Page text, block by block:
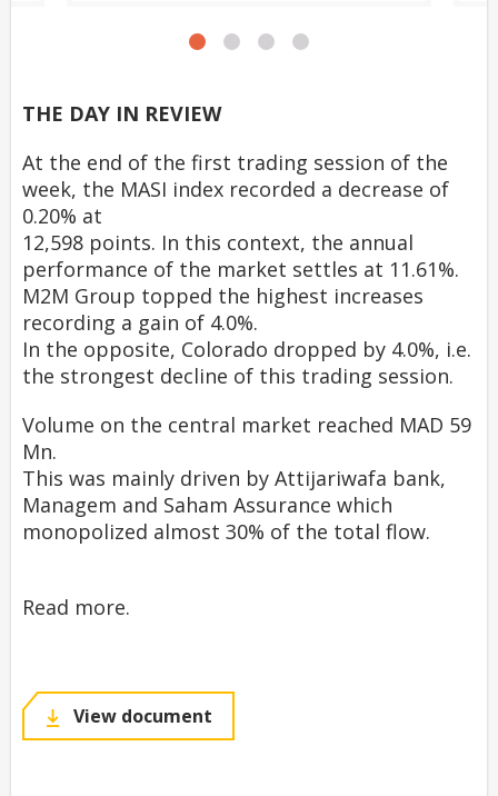
THE DAY IN REVIEW
At the end of the first trading session of the
week, the MASI index recorded a decrease of
0.20% at
12,598 points. In this context, the annual
performance of the market settles at 11.61%.
M2M Group topped the highest increases
recording a gain of 4.0%.
In the opposite, Colorado dropped by 4.0%, i.e.
the strongest decline of this trading session.
Volume on the central market reached MAD 59
Mn.
This was mainly driven by Attijariwafa bank,
Managem and Saham Assurance which
monopolized almost 30% of the total flow.
Read more.
View document